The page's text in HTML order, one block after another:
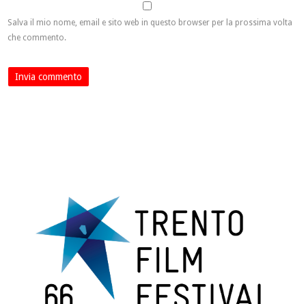
Salva il mio nome, email e sito web in questo browser per la prossima volta
che commento.